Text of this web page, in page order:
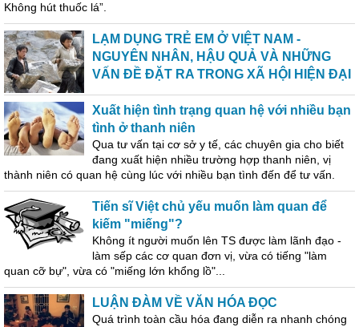
Không hút thuốc lá”.
LẠM DỤNG TRẺ EM Ở VIỆT NAM -
NGUYÊN NHÂN, HẬU QUẢ VÀ NHỮNG
VẤN ĐỀ ĐẶT RA TRONG XÃ HỘI HIỆN ĐẠI
Xuất hiện tình trạng quan hệ với nhiều bạn
tình ở thanh niên
Qua tư vấn tại cơ sở y tế, các chuyên gia cho biết
đang xuất hiện nhiều trường hợp thanh niên, vị
thành niên có quan hệ cùng lúc với nhiều bạn tình đến để tư vấn.
Tiến sĩ Việt chủ yếu muốn làm quan để
kiếm "miếng"?
Không ít người muốn lên TS được làm lãnh đạo -
làm sếp các cơ quan đơn vị, vừa có tiếng "làm
quan cỡ bự", vừa có "miếng lớn khổng lồ"...
LUẬN ĐÀM VỀ VĂN HÓA ĐỌC
Quá trình toàn cầu hóa đang diễn ra nhanh chóng